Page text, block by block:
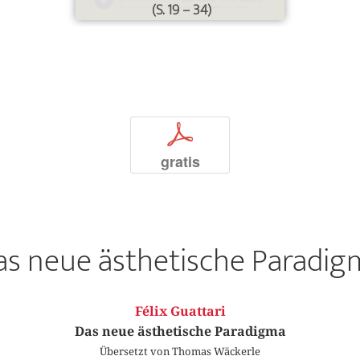
(S. 19 – 34)
p
gratis
neue ästhetische
Félix Guattari
Das neue ästhetische Paradigma
Übersetzt von Thomas Wäckerle